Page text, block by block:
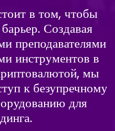
в том, чтобы
Создавая
преподавателями
инструментов в
мы
к безупречному
для